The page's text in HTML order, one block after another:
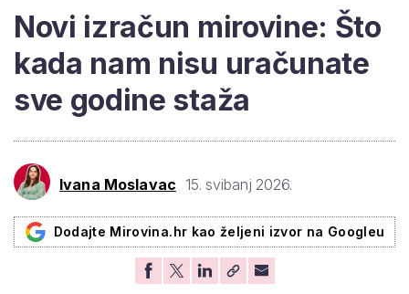
Novi izračun mirovine: Što
kada nam nisu uračunate
sve godine staža
Ivana Moslavac 15. svibanj 2026.
Dodajte Mirovina.hr kao željeni izvor na Googleu